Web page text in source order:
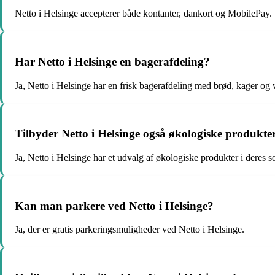
Netto i Helsinge accepterer både kontanter, dankort og MobilePay.
Har Netto i Helsinge en bagerafdeling?
Ja, Netto i Helsinge har en frisk bagerafdeling med brød, kager og
Tilbyder Netto i Helsinge også økologiske
Ja, Netto i Helsinge har et udvalg af økologiske produkter i deres
Kan man parkere ved Netto i Helsinge?
Ja, der er gratis parkeringsmuligheder ved Netto i Helsinge.